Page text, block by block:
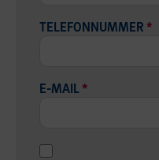
TELEFONNUMMER *
E-MAIL *